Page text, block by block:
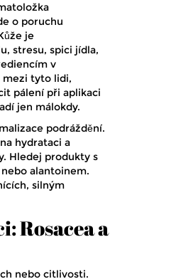
o poruchu
je
stresu, spici jídla,
v
mezi tyto lidi,
pálení při aplikaci
jen málokdy.
podráždění.
hydrataci a
Hledej produkty s
alantoinem.
silným
Rosacea a
nebo citlivosti.